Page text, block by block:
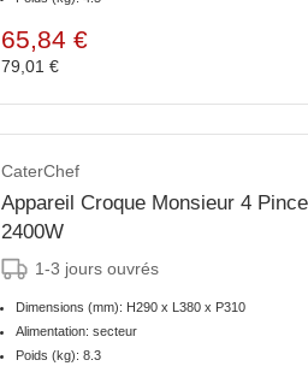
65,84 €
79,01 €
CaterChef
Appareil Croque Monsieur 4
2400W
1-3 jours ouvrés
Dimensions (mm): H290 x L380 x P310
Alimentation: secteur
Poids (kg): 8.3